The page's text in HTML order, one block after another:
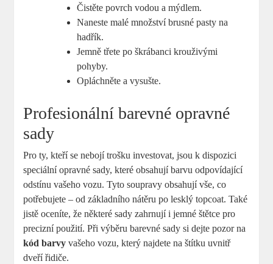
Čistěte povrch vodou a mýdlem.
Naneste malé množství brusné pasty na
hadřík.
Jemně třete po škrábanci krouživými
pohyby.
Opláchněte a vysušte.
Profesionální barevné opravné
sady
Pro ty, kteří se nebojí trošku investovat, jsou k dispozici
speciální opravné sady, které obsahují barvu odpovídající
odstínu vašeho vozu. Tyto soupravy obsahují vše, co
potřebujete – od základního nátěru po lesklý topcoat. Také
jistě oceníte, že některé sady zahrnují i jemné štětce pro
precizní použití. Při výběru barevné sady si dejte pozor na
kód barvy vašeho vozu, který najdete na štítku uvnitř
dveří řidiče.